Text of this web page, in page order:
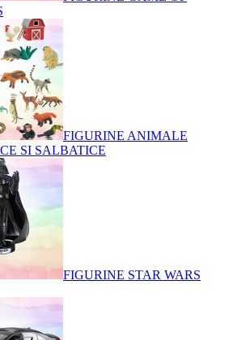
FIGURINE ANIMALE
SI SALBATICE
FIGURINE STAR WARS